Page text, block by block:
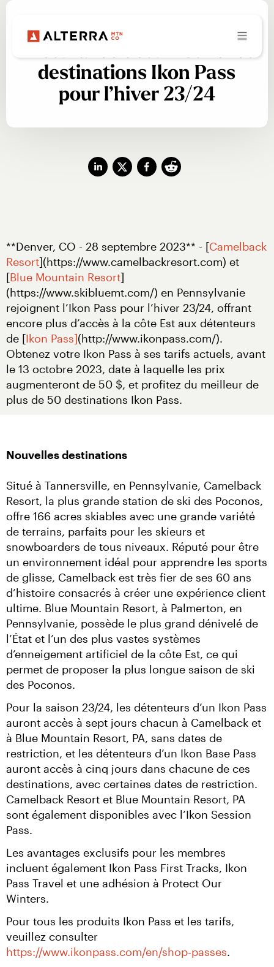
Le meilleur devient encore
mieux avec deux nouvelles
destinations Ikon Pass
pour l’hiver 23/24
**Denver, CO - 28 septembre 2023** - [Camelback
Resort](https://www.camelbackresort.com) et
[Blue Mountain Resort]
(https://www.skibluemt.com/) en Pennsylvanie
rejoignent l’Ikon Pass pour l’hiver 23/24, offrant
encore plus d’accès à la côte Est aux détenteurs
de [Ikon Pass](http://www.ikonpass.com/).
Obtenez votre Ikon Pass à ses tarifs actuels, avant
le 13 octobre 2023, date à laquelle les prix
augmenteront de 50 $, et profitez du meilleur de
plus de 50 destinations Ikon Pass.
Nouvelles destinations
Situé à Tannersville, en Pennsylvanie, Camelback
Resort, la plus grande station de ski des Poconos,
offre 166 acres skiables avec une grande variété
de terrains, parfaits pour les skieurs et
snowboarders de tous niveaux. Réputé pour être
un environnement idéal pour apprendre les sports
de glisse, Camelback est très fier de ses 60 ans
d’histoire consacrés à créer une expérience client
ultime. Blue Mountain Resort, à Palmerton, en
Pennsylvanie, possède le plus grand dénivelé de
l’État et l’un des plus vastes systèmes
d’enneigement artificiel de la côte Est, ce qui
permet de proposer la plus longue saison de ski
des Poconos.
Pour la saison 23/24, les détenteurs d’un Ikon Pass
auront accès à sept jours chacun à Camelback et
à Blue Mountain Resort, PA, sans dates de
restriction, et les détenteurs d’un Ikon Base Pass
auront accès à cinq jours dans chacune de ces
destinations, avec certaines dates de restriction.
Camelback Resort et Blue Mountain Resort, PA
sont également disponibles avec l’Ikon Session
Pass.
Les avantages exclusifs pour les membres
incluent également Ikon Pass First Tracks, Ikon
Pass Travel et une adhésion à Protect Our
Winters.
Pour tous les produits Ikon Pass et les tarifs,
https://www.ikonpass.com/en/shop-passes.